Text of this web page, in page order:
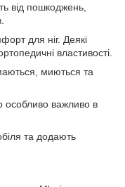
від пошкоджень,
для ніг. Деякі
властивості.
миються та
особливо важливо в
та додають